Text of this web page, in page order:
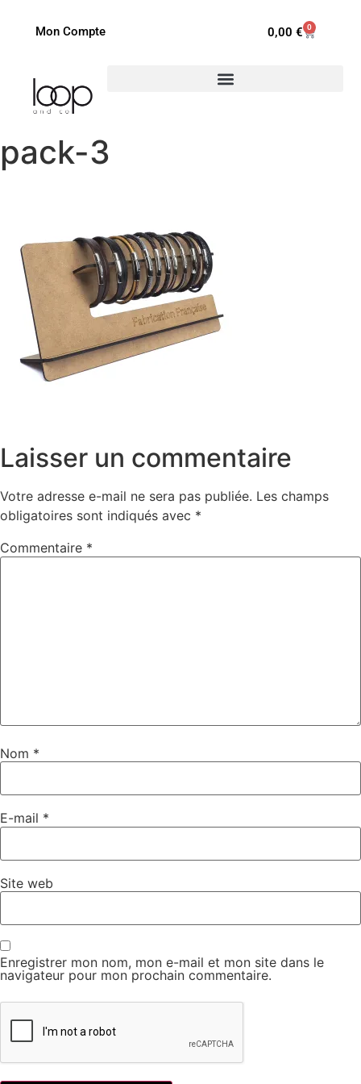
Mon Compte 0,00 € 0
pack-3
Laisser un commentaire
Votre adresse e-mail ne sera pas publiée. Les champs
obligatoires sont indiqués avec *
Commentaire *
Nom *
E-mail *
Site web
Enregistrer mon nom, mon e-mail et mon site dans le
navigateur pour mon prochain commentaire.